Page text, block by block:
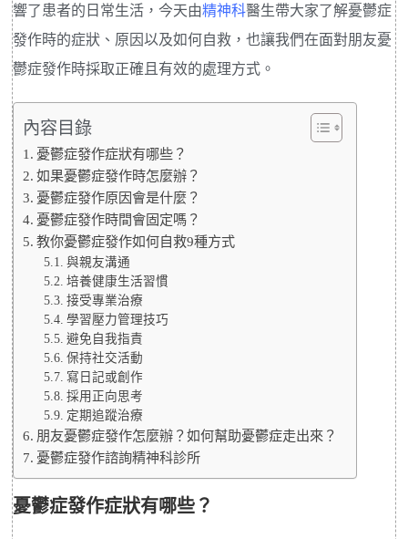
響了患者的日常生活，今天由精神科醫生帶大家了解憂鬱症
發作時的症狀、原因以及如何自救，也讓我們在面對朋友憂
鬱症發作時採取正確且有效的處理方式。
內容目錄
憂鬱症發作症狀有哪些？
如果憂鬱症發作時怎麼辦？
憂鬱症發作原因會是什麼？
憂鬱症發作時間會固定嗎？
教你憂鬱症發作如何自救9種方式
與親友溝通
培養健康生活習慣
接受專業治療
學習壓力管理技巧
避免自我指責
保持社交活動
寫日記或創作
採用正向思考
定期追蹤治療
朋友憂鬱症發作怎麼辦？如何幫助憂鬱症走出來？
憂鬱症發作諮詢精神科診所
憂鬱症發作症狀有哪些？